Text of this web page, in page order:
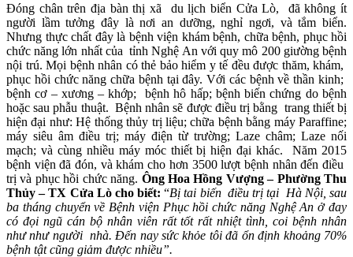
Đóng chân trên địa bàn thị xã du lịch biển Cửa Lò, đã không ít
người lầm tưởng đây là nơi an dưỡng, nghỉ ngơi, và tắm biển.
Nhưng thực chất đây là bệnh viện khám bệnh, chữa bệnh, phục hồi
chức năng lớn nhất của tỉnh Nghệ An với quy mô 200 giường bệnh
nội trú. Mọi bệnh nhân có thẻ bảo hiểm y tế đều được thăm, khám,
phục hồi chức năng chữa bệnh tại đây. Với các bệnh về thần kinh;
bệnh cơ – xương – khớp; bệnh hô hấp; bệnh biến chứng do bệnh
hoặc sau phẫu thuật. Bệnh nhân sẽ được điều trị bằng trang thiết bị
hiện đại như: Hệ thống thủy trị liệu; chữa bệnh bằng máy Paraffine;
máy siêu âm điều trị; máy điện từ trường; Laze châm; Laze nối
mạch; và cùng nhiều máy móc thiết bị hiện đại khác. Năm 2015
bệnh viện đã đón, và khám cho hơn 3500 lượt bệnh nhân đến điều
trị và phục hồi chức năng. Ông Hoa Hồng Vượng – Phường Thu
Thủy – TX Cửa Lò cho biết: “Bị tai biến điều trị tại Hà Nội, sau
ba tháng chuyển về Bệnh viện Phục hồi chức năng Nghệ An ở đay
có đọi ngũ cán bộ nhân viên rất tốt rất nhiệt tình, coi bệnh nhân
như như người nhà. Đến nay sức khỏe tôi đã ổn định khoảng 70%
bệnh tật cũng giảm được nhiều”.